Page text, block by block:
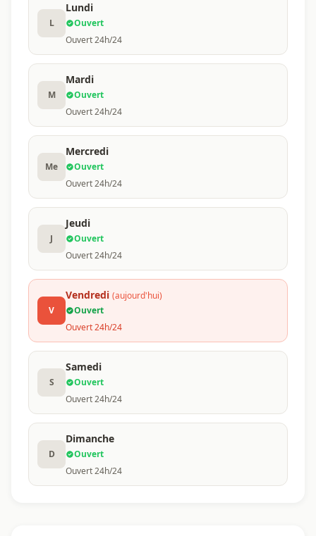
L
Lundi
Ouvert
Ouvert 24h/24
M
Mardi
Ouvert
Ouvert 24h/24
Me
Mercredi
Ouvert
Ouvert 24h/24
J
Jeudi
Ouvert
Ouvert 24h/24
V
Vendredi (aujourd'hui)
Ouvert
Ouvert 24h/24
S
Samedi
Ouvert
Ouvert 24h/24
D
Dimanche
Ouvert
Ouvert 24h/24